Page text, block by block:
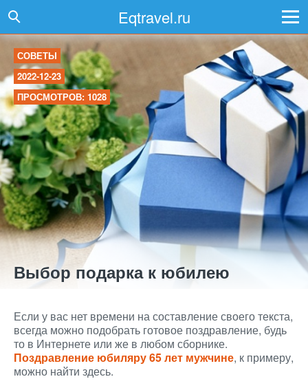
Eqtravel.ru
СОВЕТЫ
2022-12-23
ПРОСМОТРОВ: 1028
Выбор подарка к юбилею
Если у вас нет времени на составление своего текста,
всегда можно подобрать готовое поздравление, будь
то в Интернете или же в любом сборнике.
Поздравление юбиляру 65 лет мужчине, к примеру,
можно найти здесь.